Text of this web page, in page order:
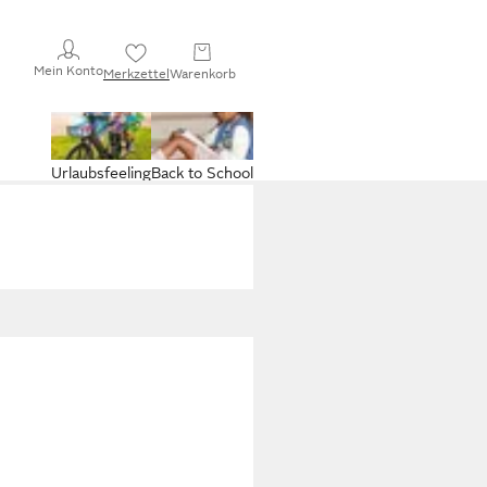
Mein KontoMerkzettelWarenkorb
Back to School
Urlaubsfeeling